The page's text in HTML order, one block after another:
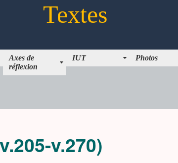
Textes
Axes de
réflexion
IUT Photos
v.270)